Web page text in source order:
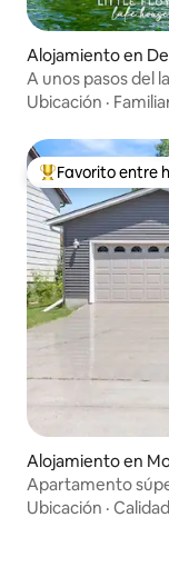
Alojamiento en
A unos pasos del
Ubicación ·
Favorito entre
Favorito entre
Alojamiento en
Apartamento
Ubicación ·